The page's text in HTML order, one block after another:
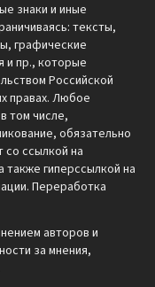
знаки и иные
тексты,
графические
и пр., которые
Российской
правах. Любое
том числе,
обязательно
ссылкой на
гиперссылкой на
Переработка
авторов и
за мнения,